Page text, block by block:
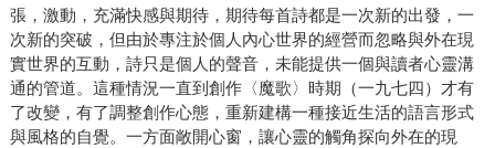
張，激動，充滿快感與期待，期待每首詩都是一次新的出發，一
次新的突破，但由於專注於個人內心世界的經營而忽略與外在現
實世界的互動，詩只是個人的聲音，未能提供一個與讀者心靈溝
通的管道。這種情況一直到創作〈魔歌〉時期（一九七四）才有
了改變，有了調整創作心態，重新建構一種接近生活的語言形式
與風格的自覺。一方面敞開心窗，讓心靈的觸角探向外在的現